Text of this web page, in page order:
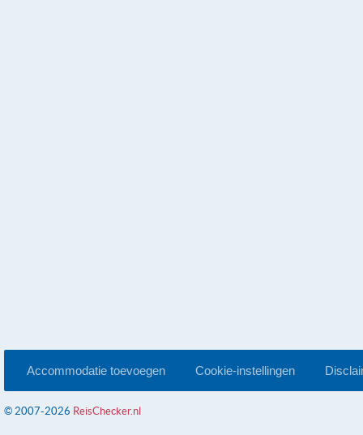
Accommodatie toevoegen Cookie-instellingen
© 2007-2026 ReisChecker.nl